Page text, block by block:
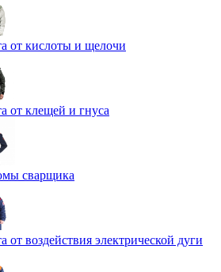
от кислоты и щелочи
от клещей и гнуса
сварщика
от воздействия электрической дуги